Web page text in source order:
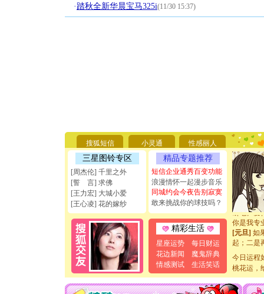
· 踏秋全新华晨宝马325i(11/30 15:37)
搜狐短信 小灵通 性感丽人
三星图铃专区
[周杰伦] 千里之外
[誓 言] 求佛
[王力宏] 大城小爱
[王心凌] 花的嫁纱
精品专题推荐
短信企业通秀百变功能
浪漫情怀一起漫步音乐
同城约会今夜告别寂寞
敢来挑战你的球技吗？
精彩生活
星座运势
每日财运
花边新闻
魔鬼辞典
情感测试
生活笑话
要平安！
[圣诞节]
能正大光
天都要快
[圣诞节]
如意,快
[元旦]看
断电。爱
你是我专
[元旦] 如
起；二是
[元旦]当
泣，这痛
卖了。水
[春节]风
今日运程
桃花运，